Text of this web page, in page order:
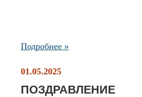
Подробнее »
01.05.2025
ПОЗДРАВЛЕНИЕ